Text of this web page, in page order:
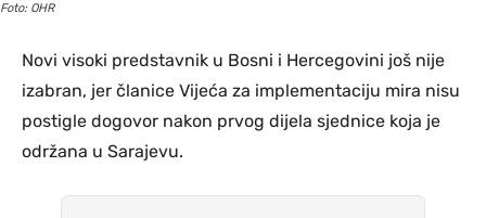
Foto: OHR
Novi visoki predstavnik u Bosni i Hercegovini još nije
izabran, jer članice Vijeća za implementaciju mira nisu
postigle dogovor nakon prvog dijela sjednice koja je
održana u Sarajevu.